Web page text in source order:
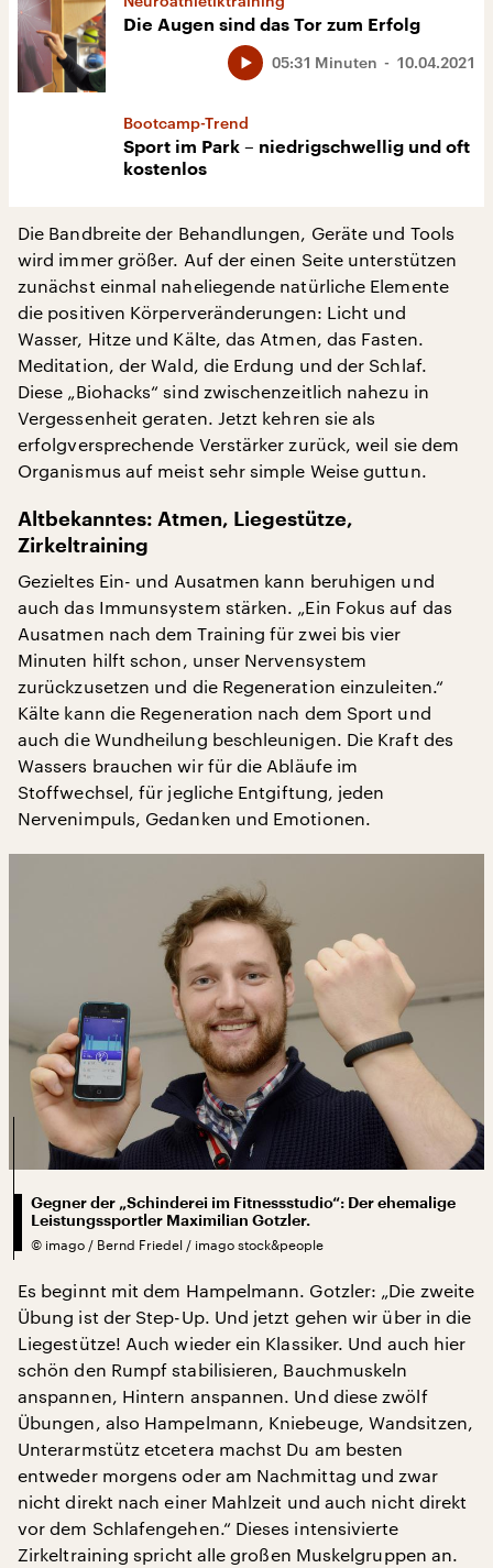
Die Augen sind das Tor zum Erfolg
10.04.2021
05:31 Minuten
Bootcamp-Trend
Sport im Park – niedrigschwellig und oft
kostenlos
Die Bandbreite der Behandlungen, Geräte und Tools
wird immer größer. Auf der einen Seite unterstützen
zunächst einmal naheliegende natürliche Elemente
die positiven Körperveränderungen: Licht und
Wasser, Hitze und Kälte, das Atmen, das Fasten.
Meditation, der Wald, die Erdung und der Schlaf.
Diese „Biohacks“ sind zwischenzeitlich nahezu in
Vergessenheit geraten. Jetzt kehren sie als
erfolgversprechende Verstärker zurück, weil sie dem
Organismus auf meist sehr simple Weise guttun.
Altbekanntes: Atmen, Liegestütze,
Zirkeltraining
Gezieltes Ein- und Ausatmen kann beruhigen und
auch das Immunsystem stärken. „Ein Fokus auf das
Ausatmen nach dem Training für zwei bis vier
Minuten hilft schon, unser Nervensystem
zurückzusetzen und die Regeneration einzuleiten.“
Kälte kann die Regeneration nach dem Sport und
auch die Wundheilung beschleunigen. Die Kraft des
Wassers brauchen wir für die Abläufe im
Stoffwechsel, für jegliche Entgiftung, jeden
Nervenimpuls, Gedanken und Emotionen.
Gegner der „Schinderei im Fitnessstudio“: Der ehemalige
Leistungssportler Maximilian Gotzler.
© imago / Bernd Friedel / imago stock&people
Es beginnt mit dem Hampelmann. Gotzler: „Die zweite
Übung ist der Step-Up. Und jetzt gehen wir über in die
Liegestütze! Auch wieder ein Klassiker. Und auch hier
schön den Rumpf stabilisieren, Bauchmuskeln
anspannen, Hintern anspannen. Und diese zwölf
Übungen, also Hampelmann, Kniebeuge, Wandsitzen,
Unterarmstütz etcetera machst Du am besten
entweder morgens oder am Nachmittag und zwar
nicht direkt nach einer Mahlzeit und auch nicht direkt
vor dem Schlafengehen.“ Dieses intensivierte
Zirkeltraining spricht alle großen Muskelgruppen an.